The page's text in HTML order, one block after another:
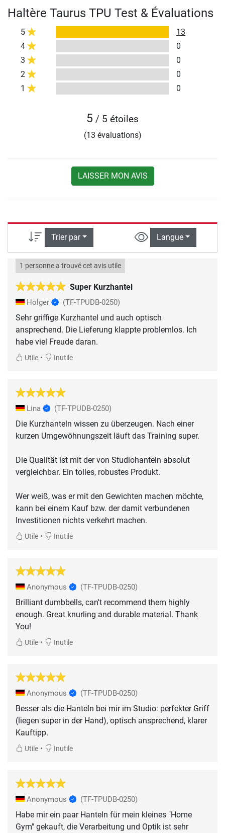
Haltère Taurus TPU Test & Évaluations
5
13
4
0
3
0
2
0
1
0
5 / 5 étoiles
(13 évaluations)
LAISSER MON AVIS
Trier par Langue
Super Kurzhantel
1 personne a trouvé cet avis utile
Holger (TF-TPUDB-0250)
Sehr griffige Kurzhantel und auch optisch
ansprechend. Die Lieferung klappte problemlos. Ich
habe viel Freude daran.
Utile • Inutile
Lina (TF-TPUDB-0250)
Die Kurzhanteln wissen zu überzeugen. Nach einer
kurzen Umgewöhnungszeit läuft das Training super.
Die Qualität ist mit der von Studiohanteln absolut
vergleichbar. Ein tolles, robustes Produkt.
Wer weiß, was er mit den Gewichten machen möchte,
kann bei einem Kauf bzw. der damit verbundenen
Investitionen nichts verkehrt machen.
Utile • Inutile
Anonymous (TF-TPUDB-0250)
Brilliant dumbbells, can't recommend them highly
enough. Great knurling and durable material. Thank
You!
Utile • Inutile
Anonymous (TF-TPUDB-0250)
Besser als die Hanteln bei mir im Studio: perfekter Griff
(liegen super in der Hand), optisch ansprechend, klarer
Kauftipp.
Utile • Inutile
Anonymous (TF-TPUDB-0250)
Habe mir ein paar Hanteln für mein kleines "Home
Gym" gekauft, die Verarbeitung und Optik ist sehr